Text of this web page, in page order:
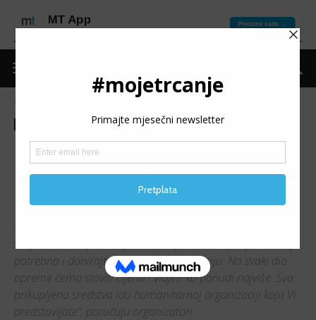
BANJALUKA: U subotu
humanitarna trka u okviru 4.
kola TRK lige
“Nastavljamo uspješnu akciju od prošlog puta. Donesite
svoju trkačku opremu (patike, majice i slično) koja vam nije
potrebna i donirajte je za TRK-ačku aukciju. Na svaki dio
opreme ćemo staviti cijenu i vidjeti ko ponudi najviše. Sva
prikupljena sredstva idu humanitarnoj organizaciji koju Vi
predstavljate”, poručuju organizatori.